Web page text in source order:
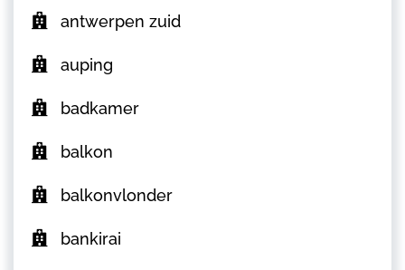
antwerpen zuid
auping
badkamer
balkon
balkonvlonder
bankirai